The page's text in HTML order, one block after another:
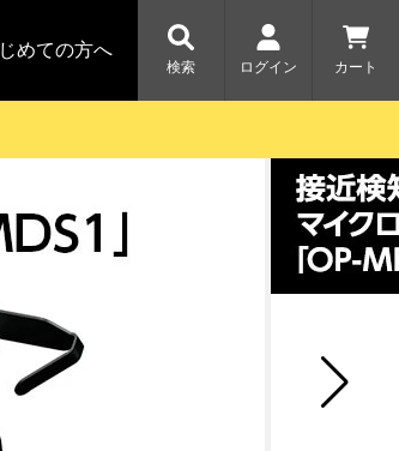
めての方へ
検索 ログイン カート
WEB限定モデル
準搭載
式サイトはこちら
乗
ス
ら
キャンペーン
詳しくはこ
合わせはこちら
る
いただくと、
をプレゼント